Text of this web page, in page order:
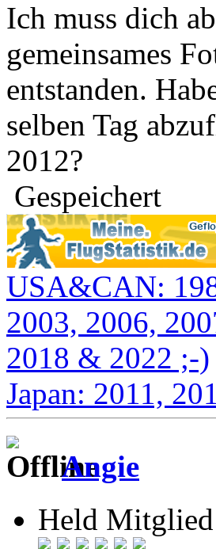
Ich muss dich
gemeinsames
entstanden.
selben Tag
2012?
Gespeichert
USA&CAN:
2003, 2006,
2018 & 2022 ;-)
Japan: 2011,
Angie
Held Mitglied